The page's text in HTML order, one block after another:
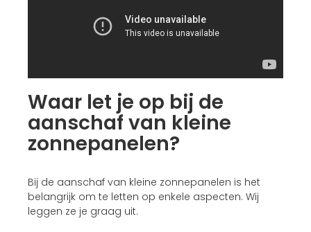
Waar let je op bij de
aanschaf van kleine
zonnepanelen?
Bij de aanschaf van kleine zonnepanelen is het
belangrijk om te letten op enkele aspecten. Wij
leggen ze je graag uit.